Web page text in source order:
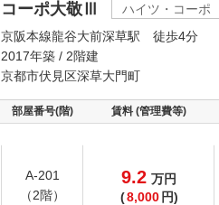
コーポ大敬Ⅲ
ハイツ・コーポ
京阪本線龍谷大前深草駅 徒歩4分
2017年築 / 2階建
京都市伏見区深草大門町
部屋番号(階) 賃料 (管理費等)
A-201
（2階）
9.2 万円
(8,000 円)